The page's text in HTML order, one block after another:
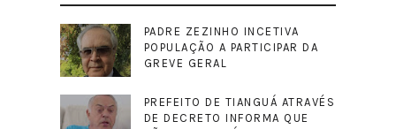
PADRE ZEZINHO INCETIVA
POPULAÇÃO A PARTICIPAR DA
GREVE GERAL
PREFEITO DE TIANGUÁ ATRAVÉS
DE DECRETO INFORMA QUE